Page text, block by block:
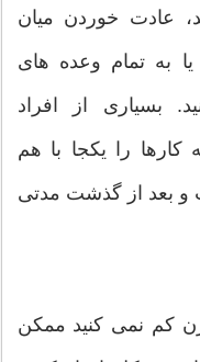
عادت خوردن میان
یا به تمام وعده های
بسیاری از افراد
را یکجا با هم
و بعد از گذشت مدتی
کم نمی کنید ممکن